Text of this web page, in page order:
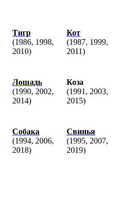
Тигр
(1986, 1998,
2010)
Кот
(1987, 1999,
2011)
Лошадь
(1990, 2002,
2014)
Коза
(1991, 2003,
2015)
Собака
(1994, 2006,
2018)
Свинья
(1995, 2007,
2019)